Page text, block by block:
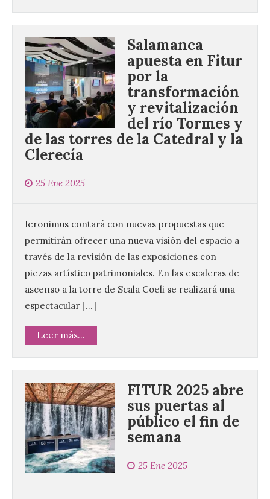
Salamanca
apuesta en Fitur
por la
transformación
y revitalización
del río Tormes y
de las torres de la Catedral y la
Clerecía
25 Ene 2025
Ieronimus contará con nuevas propuestas que
permitirán ofrecer una nueva visión del espacio a
través de la revisión de las exposiciones con
piezas artístico patrimoniales. En las escaleras de
ascenso a la torre de Scala Coeli se realizará una
espectacular […]
Leer más...
FITUR 2025 abre
sus puertas al
público el fin de
semana
25 Ene 2025